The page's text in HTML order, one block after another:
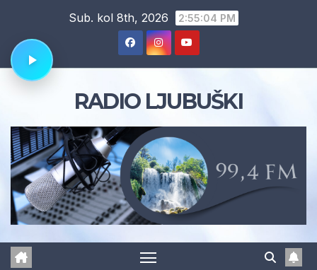
content
Sub. kol 8th, 2026 2:55:05 PM
RADIO LJUBUŠKI